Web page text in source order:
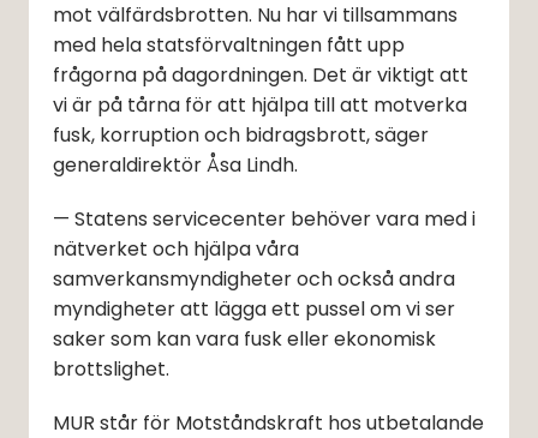
mot välfärdsbrotten. Nu har vi tillsammans
med hela statsförvaltningen fått upp
frågorna på dagordningen. Det är viktigt att
vi är på tårna för att hjälpa till att motverka
fusk, korruption och bidragsbrott, säger
generaldirektör Åsa Lindh.
— Statens servicecenter behöver vara med i
nätverket och hjälpa våra
samverkansmyndigheter och också andra
myndigheter att lägga ett pussel om vi ser
saker som kan vara fusk eller ekonomisk
brottslighet.
MUR står för Motståndskraft hos utbetalande